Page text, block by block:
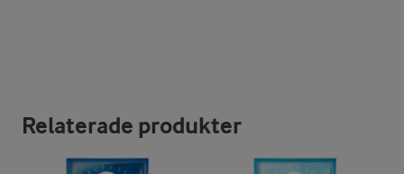
Relaterade produkter